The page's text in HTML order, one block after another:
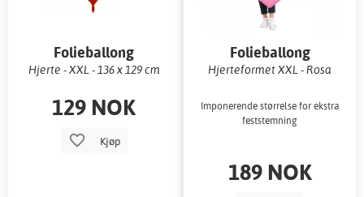
Folieballong
Hjerte - XXL - 136 x 129 cm
129 NOK
Kjøp
Folieballong
Hjerteformet XXL - Rosa
Imponerende størrelse for ekstra
feststemning
189 NOK